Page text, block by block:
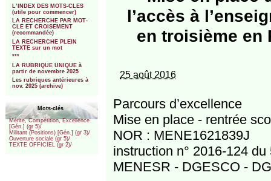
L’INDEX DES MOTS-CLES
(utile pour commencer)
LA RECHERCHE PAR MOT-
CLE ET CROISEMENT
(recommandée)
LA RECHERCHE PLEIN
TEXTE sur un mot
***
LA RUBRIQUE UNIQUE à
partir de novembre 2025
Les rubriques antérieures à
nov. 2025 (archive)
Mots-clés
Mérite, Compétition, Excellence
[Gén.] (gr 5)/
Militant (Positions) [Gén.] (gr 3)/
Ouverture sociale (gr 5)/
TEXTE OFFICIEL (gr 2)/
l’accès à
en troisième en
25 août 2016
Parcours d’excellence
Mise en place - rentrée
NOR : MENE1621839J
instruction n° 2016-124 du
MENESR - DGESCO -